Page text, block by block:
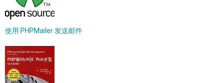
使用 PHPMailer 发送邮件